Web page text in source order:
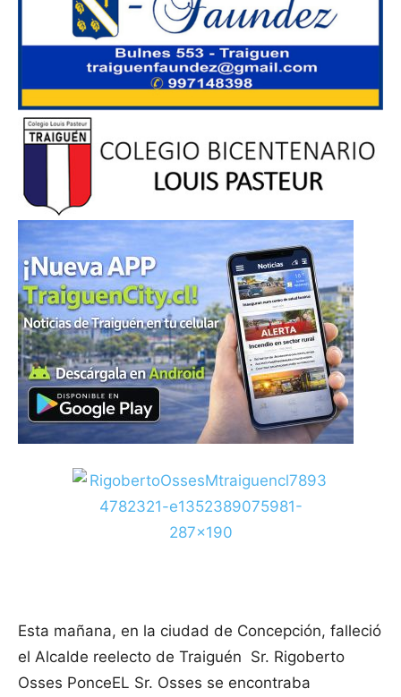
Esta mañana, en la ciudad de Concepción, falleció
el Alcalde reelecto de Traiguén Sr. Rigoberto
Osses PonceEL Sr. Osses se encontraba